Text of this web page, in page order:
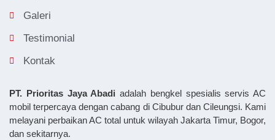
Galeri
Testimonial
Kontak
PT. Prioritas Jaya Abadi adalah bengkel spesialis servis AC
mobil terpercaya dengan cabang di Cibubur dan Cileungsi. Kami
melayani perbaikan AC total untuk wilayah Jakarta Timur, Bogor,
dan sekitarnya.